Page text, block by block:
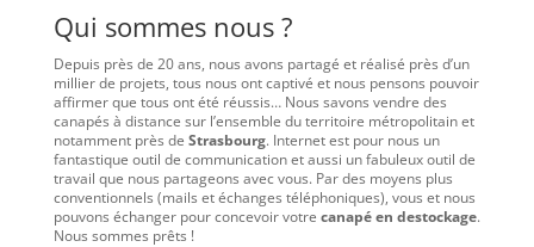
Qui sommes nous ?
Depuis près de 20 ans, nous avons partagé et réalisé près d’un
millier de projets, tous nous ont captivé et nous pensons pouvoir
affirmer que tous ont été réussis… Nous savons vendre des
canapés à distance sur l’ensemble du territoire métropolitain et
notamment près de Strasbourg. Internet est pour nous un
fantastique outil de communication et aussi un fabuleux outil de
travail que nous partageons avec vous. Par des moyens plus
conventionnels (mails et échanges téléphoniques), vous et nous
pouvons échanger pour concevoir votre canapé en destockage.
Nous sommes prêts !